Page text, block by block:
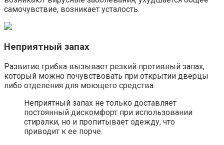
самочувствие, возникает усталость.
Неприятный запах
Развитие грибка вызывает резкий противный запах,
который можно почувствовать при открытии дверцы
либо отделения для моющего средства.
Неприятный запах не только доставляет
постоянный дискомфорт при использовании
стиралки, но и пропитывает одежду, что
приводит к ее порче.